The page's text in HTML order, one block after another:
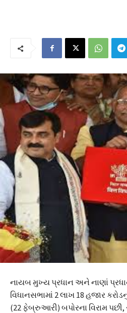
નાયબ મુખ્ય પ્રધાન અને નાણાં પ્રધાન
વિધાનસભામાં 2 લાખ 18 હજાર
(22 ફેબ્રુઆરી) બપોરના વિરામ પછી,